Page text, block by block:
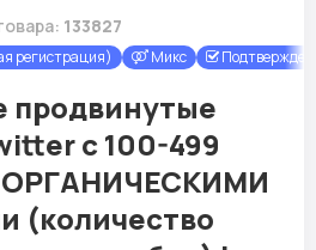
133827
регистрация) Микс
продвинутые
с 100-499
ОРГАНИЧЕСКИМИ
(количество